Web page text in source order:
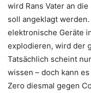
wird Rans Vater an
soll angeklagt
elektronische Geräte
explodieren, wird der
Tatsächlich scheint
wissen – doch kann
Zero diesmal gegen